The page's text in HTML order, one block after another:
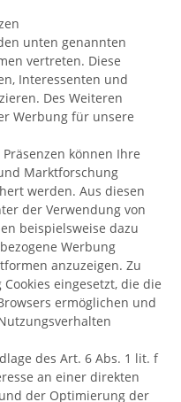
unten genannten
vertreten. Diese
Interessenten und
Des Weiteren
Werbung für unsere
können Ihre
Marktforschung
werden. Aus diesen
der Verwendung von
beispielsweise dazu
Werbung
anzuzeigen. Zu
eingesetzt, die die
ermöglichen und
des Art. 6 Abs. 1 lit. f
an einer direkten
der Optimierung der